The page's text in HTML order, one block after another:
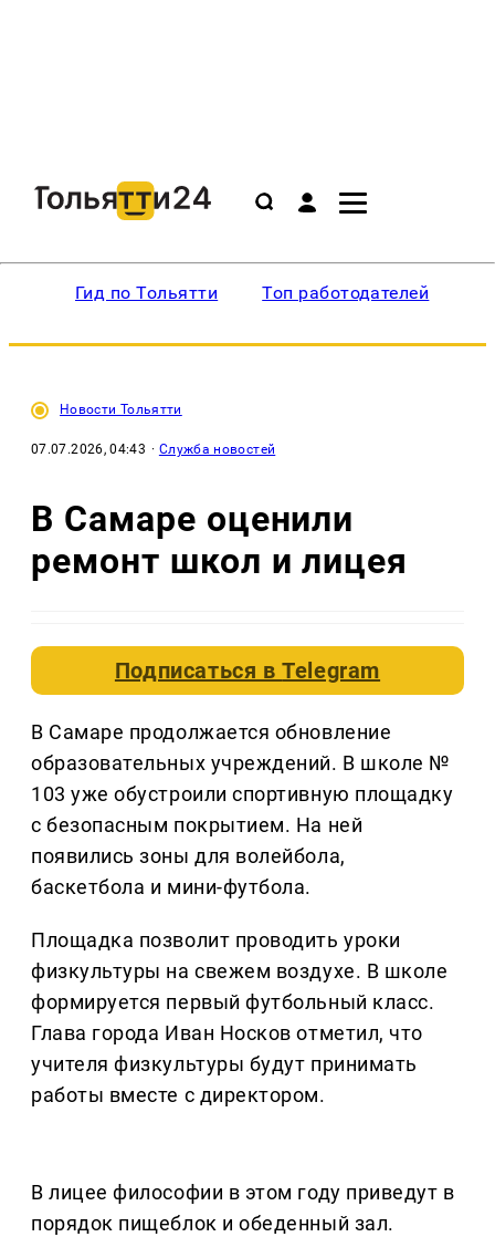
Гид по Тольятти Топ работодателей
Новости Тольятти
07.07.2026, 04:43 · Служба новостей
В Самаре оценили
ремонт школ и лицея
Подписаться вTelegram
В Самаре продолжается обновление
образовательных учреждений. В школе №
103 уже обустроили спортивную площадку
с безопасным покрытием. На ней
появились зоны для волейбола,
баскетбола и мини-футбола.
Площадка позволит проводить уроки
физкультуры на свежем воздухе. В школе
формируется первый футбольный класс.
Глава города Иван Носков отметил, что
учителя физкультуры будут принимать
работы вместе с директором.
В лицее философии в этом году приведут в
порядок пищеблок и обеденный зал.